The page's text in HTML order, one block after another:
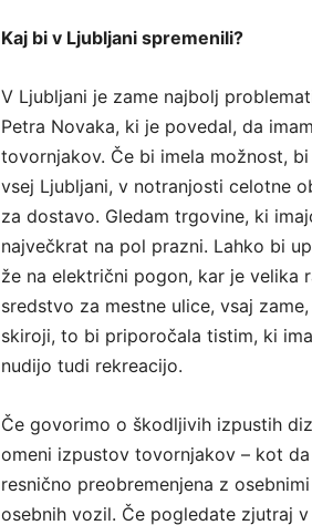
Kaj bi v Ljubljani spremenili?
V Ljubljani je zame najbolj
Petra Novaka, ki je povedal, da
tovornjakov. Če bi imela možnost,
vsej Ljubljani, v notranjosti celotne
za dostavo. Gledam trgovine, ki
največkrat na pol prazni. Lahko bi
že na električni pogon, kar je velika
sredstvo za mestne ulice, vsaj
skiroji, to bi priporočala tistim, ki
nudijo tudi rekreacijo.
Če govorimo o škodljivih izpustih
omeni izpustov tovornjakov – kot
resnično preobremenjena z
osebnih vozil. Če pogledate zjutraj